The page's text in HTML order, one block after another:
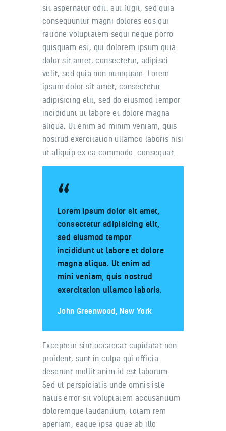
sit aspernatur odit. aut fugit, sed quia
consequuntur magni dolores eos qui
ratione voluptatem sequi neque porro
quisquam est, qui dolorem ipsum quia
dolor sit amet, consectetur, adipisci
velit, sed quia non numquam. Lorem
ipsum dolor sit amet, consectetur
adipisicing elit, sed do eiusmod tempor
incididunt ut labore et dolore magna
aliqua. Ut enim ad minim veniam, quis
nostrud exercitation ullamco laboris nisi
ut aliquip ex ea commodo. consequat.
Lorem ipsum dolor sit amet,
consectetur adipisicing elit,
sed eiusmod tempor
incididunt ut labore et dolore
magna aliqua. Ut enim ad
mini veniam, quis nostrud
exercitation ullamco laboris.
John Greenwood, New York
Excepteur sint occaecat cupidatat non
proident, sunt in culpa qui officia
deserunt mollit anim id est laborum.
Sed ut perspiciatis unde omnis iste
natus error sit voluptatem accusantium
doloremque laudantium, totam rem
aperiam, eaque ipsa quae ab illo